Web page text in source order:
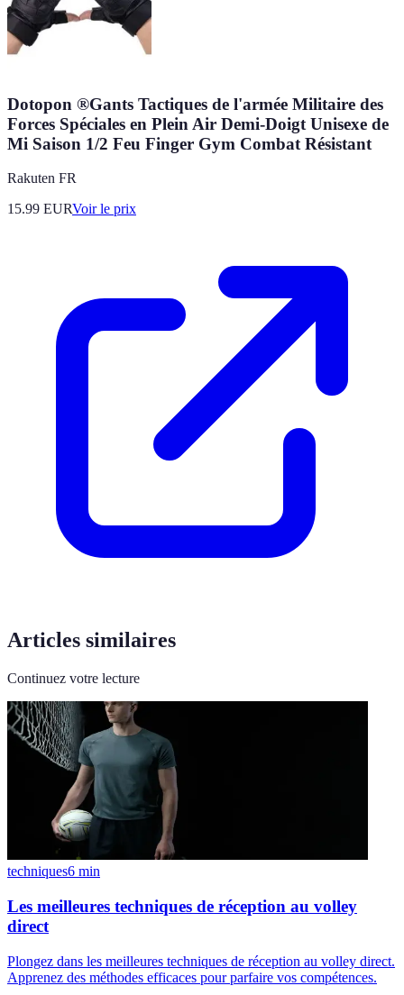
Dotopon ®Gants Tactiques de l'armée Militaire des
Forces Spéciales en Plein Air Demi-Doigt Unisexe de
Mi Saison 1/2 Feu Finger Gym Combat Résistant
Rakuten FR
15.99 EURVoir le prix
Articles similaires
Continuez votre lecture
techniques6 min
Les meilleures techniques de réception au volley
direct
Plongez dans les meilleures techniques de réception au volley direct.
Apprenez des méthodes efficaces pour parfaire vos compétences.